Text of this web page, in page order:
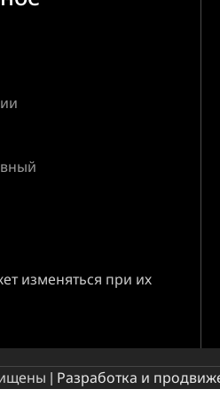
изменяться при их
| Разработка и